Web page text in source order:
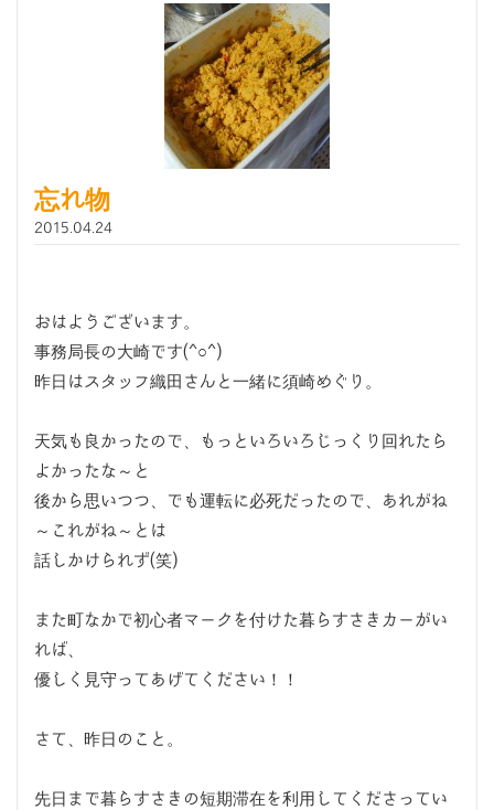
忘れ物
2015.04.24
おはようございます。
事務局長の大崎です(^○^)
昨日はスタッフ織田さんと一緒に須崎めぐり。
天気も良かったので、もっといろいろじっくり回れたら
よかったな～と
後から思いつつ、でも運転に必死だったので、あれがね
～これがね～とは
話しかけられず(笑)
また町なかで初心者マークを付けた暮らすさきカーがい
れば、
優しく見守ってあげてください！！
さて、昨日のこと。
先日まで暮らすさきの短期滞在を利用してくださってい